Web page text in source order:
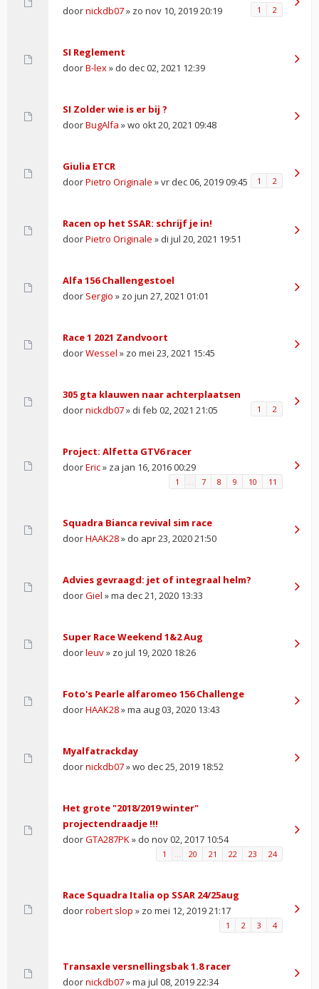
doornickdb07» zo nov 10, 2019 20:19 1 2
SI Reglement
doorB-lex» do dec 02, 2021 12:39
SI Zolder wie is er bij ?
doorBugAlfa » wo okt 20, 2021 09:48
Giulia ETCR
doorPietro Originale » vr dec 06, 2019 09:45 1 2
Racen op het SSAR: schrijf je in!
doorPietro Originale » di jul 20, 2021 19:51
Alfa 156 Challengestoel
door Sergio » zo jun 27, 2021 01:01
Race 1 2021 Zandvoort
doorWessel » zo mei 23, 2021 15:45
305 gta klauwen naar achterplaatsen
doornickdb07» di feb 02, 2021 21:05 1 2
Project: Alfetta GTV6 racer
doorEric» za jan 16, 2016 00:29
1 7 8 9 10 11
Squadra Bianca revival sim race
doorHAAK28» do apr 23, 2020 21:50
Advies gevraagd: jet of integraal helm?
doorGiel » ma dec 21, 2020 13:33
Super Race Weekend 1&2 Aug
doorleuv» zo jul 19, 2020 18:26
Foto's Pearle alfaromeo 156 Challenge
doorHAAK28» ma aug 03, 2020 13:43
Myalfatrackday
doornickdb07» wo dec 25, 2019 18:52
Het grote "2018/2019 winter"
projectendraadje !!!
doorGTA287PK» do nov 02, 2017 10:54
1 20 21 22 23 24
Race Squadra Italia op SSAR 24/25aug
doorrobert slop » zo mei 12, 2019 21:17
1 2 3 4
Transaxle versnellingsbak 1.8 racer
doornickdb07» ma jul 08, 2019 22:34